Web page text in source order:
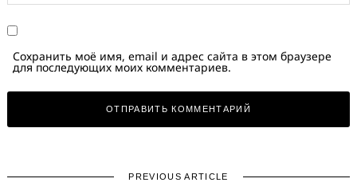
Сохранить моё имя, email и адрес сайта в этом браузере
для последующих моих комментариев.
PREVIOUS ARTICLE